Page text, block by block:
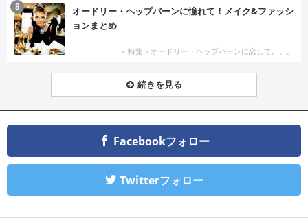
オードリー・ヘップバーンに憧れて！メイク&ファッシ
ョンまとめ
＜特集＞オードリー・ヘップバーンに恋して。。。
8
続きを見る
Facebookフォロー
Twitterフォロー